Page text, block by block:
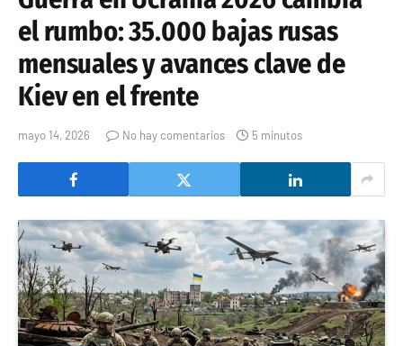
el rumbo: 35.000 bajas rusas
mensuales y avances clave de
Kiev en el frente
mayo 14, 2026 No hay comentarios 5 minutos